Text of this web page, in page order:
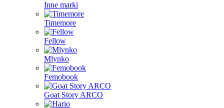
Inne marki
Timemore
Fellow
Mlynko
Femobook
Goat Story ARCO